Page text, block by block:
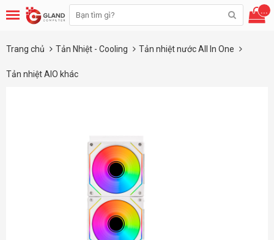
...
Trang chủ Tản Nhiệt - Cooling Tản nhiệt nước All In One
Tản nhiệt AIO khác